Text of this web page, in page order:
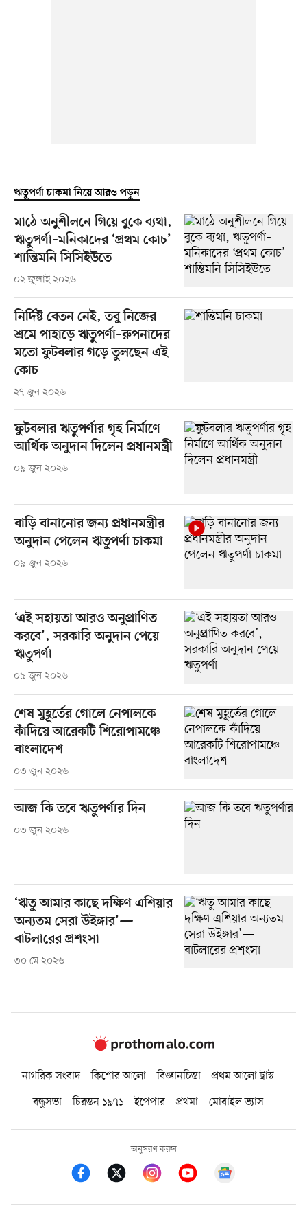
ঋতুপর্ণা চাকমা নিয়ে আরও পড়ুন
মাঠে অনুশীলনে গিয়ে বুকে ব্যথা,
ঋতুপর্ণা–মনিকাদের ‘প্রথম কোচ’
শান্তিমনি সিসিইউতে
০২ জুলাই ২০২৬
নির্দিষ্ট বেতন নেই, তবু নিজের
শ্রমে পাহাড়ে ঋতুপর্ণা–রুপনাদের
মতো ফুটবলার গড়ে তুলছেন এই
কোচ
২৭ জুন ২০২৬
ফুটবলার ঋতুপর্ণার গৃহ নির্মাণে
আর্থিক অনুদান দিলেন প্রধানমন্ত্রী
০৯ জুন ২০২৬
বাড়ি বানানোর জন্য প্রধানমন্ত্রীর
অনুদান পেলেন ঋতুপর্ণা চাকমা
০৯ জুন ২০২৬
‘এই সহায়তা আরও অনুপ্রাণিত
করবে’, সরকারি অনুদান পেয়ে
ঋতুপর্ণা
০৯ জুন ২০২৬
শেষ মুহূর্তের গোলে নেপালকে
কাঁদিয়ে আরেকটি শিরোপামঞ্চে
বাংলাদেশ
০৩ জুন ২০২৬
আজ কি তবে ঋতুপর্ণার দিন
০৩ জুন ২০২৬
‘ঋতু আমার কাছে দক্ষিণ এশিয়ার
অন্যতম সেরা উইঙ্গার’—
বাটলারের প্রশংসা
৩০ মে ২০২৬
নাগরিক সংবাদ কিশোর আলো বিজ্ঞানচিন্তা
প্রথম আলো ট্রাস্ট
বন্ধুসভা
চিরন্তন ১৯৭১ ইপেপার প্রথমা মোবাইল ভ্যাস
অনুসরণ করুন